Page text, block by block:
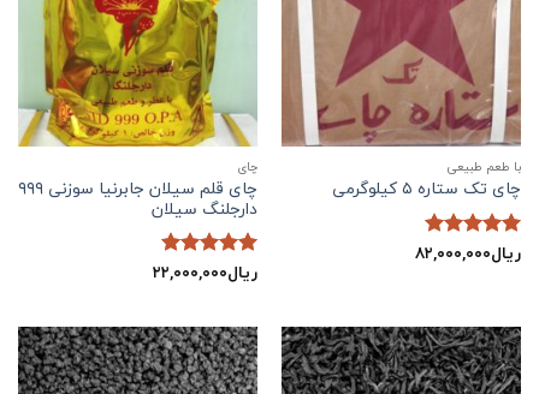
با طعم طبیعی
چای تک ستاره ۵ کیلوگرمی
نمره5 از
ریال۸۲,۰۰۰,۰۰۰
چاي
چای قلم سیلان جابرنیا سوزنی ۹۹۹
دارجلنگ سیلان
نمره5 از
ریال۲۲,۰۰۰,۰۰۰